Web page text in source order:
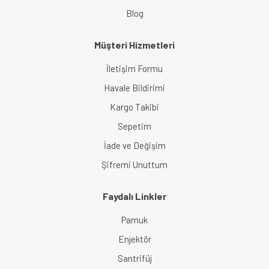
Blog
Müşteri Hizmetleri
İletişim Formu
Havale Bildirimi
Kargo Takibi
Sepetim
İade ve Değişim
Şifremi Unuttum
Faydalı Linkler
Pamuk
Enjektör
Santrifüj